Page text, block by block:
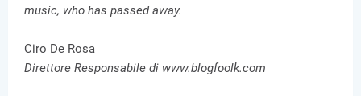
music, who has passed away.
Ciro De Rosa
Direttore Responsabile di www.blogfoolk.com